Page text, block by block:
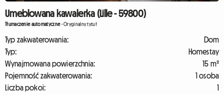
Umeblowana kawalerka (Lille - 59800)
Tłumaczenie automatyczne-Oryginalny tytuł
Typ zakwaterowania:
Dom
Typ:
Homestay
Wynajmowana powierzchnia:
15 m²
Pojemność zakwaterowania:
1 osoba
Liczba pokoi:
1